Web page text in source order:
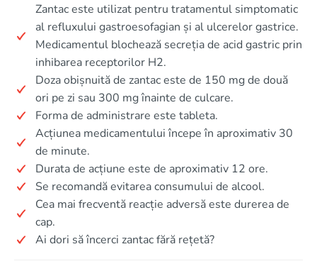
Zantac este utilizat pentru tratamentul simptomatic
al refluxului gastroesofagian și al ulcerelor gastrice.
Medicamentul blochează secreția de acid gastric prin
inhibarea receptorilor H2.
Doza obișnuită de zantac este de 150 mg de două
ori pe zi sau 300 mg înainte de culcare.
Forma de administrare este tableta.
Acțiunea medicamentului începe în aproximativ 30
de minute.
Durata de acțiune este de aproximativ 12 ore.
Se recomandă evitarea consumului de alcool.
Cea mai frecventă reacție adversă este durerea de
cap.
Ai dori să încerci zantac fără rețetă?